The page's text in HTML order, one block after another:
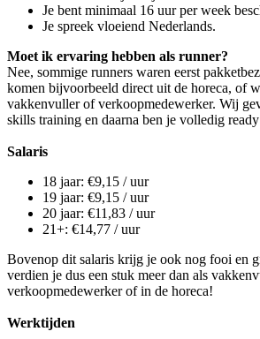
Je bent minimaal 16 uur per week
Je spreek vloeiend Nederlands.
Moet ik ervaring hebben als runner?
Nee, sommige runners waren eerst
komen bijvoorbeeld direct uit de horeca, of
vakkenvuller of verkoopmedewerker. Wij
skills training en daarna ben je volledig
Salaris
18 jaar: €9,15 / uur
19 jaar: €9,15 / uur
20 jaar: €11,83 / uur
21+: €14,77 / uur
Bovenop dit salaris krijg je ook nog fooi en
verdien je dus een stuk meer dan als
verkoopmedewerker of in de horeca!
Werktijden